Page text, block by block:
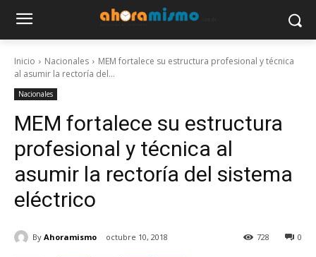
Inicio Nacionales
MEM fortalece su estructura profesional y técnica
al asumir la rectoría del...
Nacionales
MEM fortalece su estructura
profesional y técnica al
asumir la rectoría del sistema
eléctrico
By Ahoramismo octubre 10, 2018 0
728